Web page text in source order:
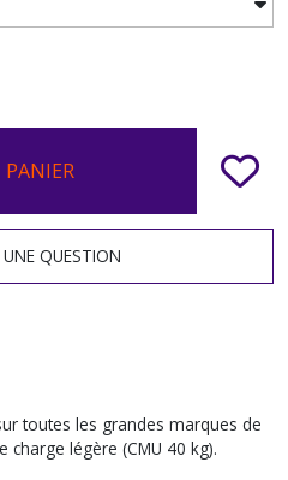
PANIER
QUESTION
toutes les grandes marques de
légère (CMU 40 kg).